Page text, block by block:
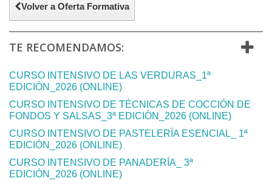
Volver a Oferta Formativa
TE RECOMENDAMOS:
CURSO INTENSIVO DE LAS VERDURAS_1ª
EDICIÓN_2026 (ONLINE)
CURSO INTENSIVO DE TÉCNICAS DE COCCIÓN DE
FONDOS Y SALSAS_3ª EDICIÓN_2026 (ONLINE)
CURSO INTENSIVO DE PASTELERÍA ESENCIAL_ 1ª
EDICIÓN_2026 (ONLINE)
CURSO INTENSIVO DE PANADERÍA_ 3ª
EDICIÓN_2026 (ONLINE)